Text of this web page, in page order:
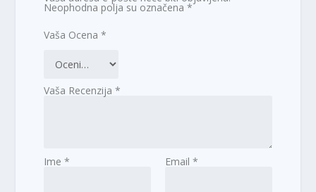
Neophodna polja su označena*
Vaša Ocena*
Vaša Recenzija*
Ime* Email *